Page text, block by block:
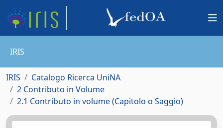
IRIS
IRIS
Catalogo Ricerca UniNA
2 Contributo in Volume
2.1 Contributo in volume (Capitolo o Saggio)